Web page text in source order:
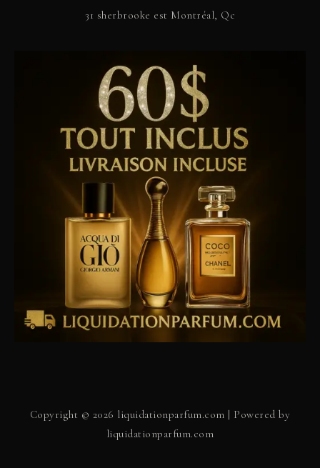
31 sherbrooke est Montréal, Qc
Copyright © 2026 liquidationparfum.com | Powered by
liquidationparfum.com